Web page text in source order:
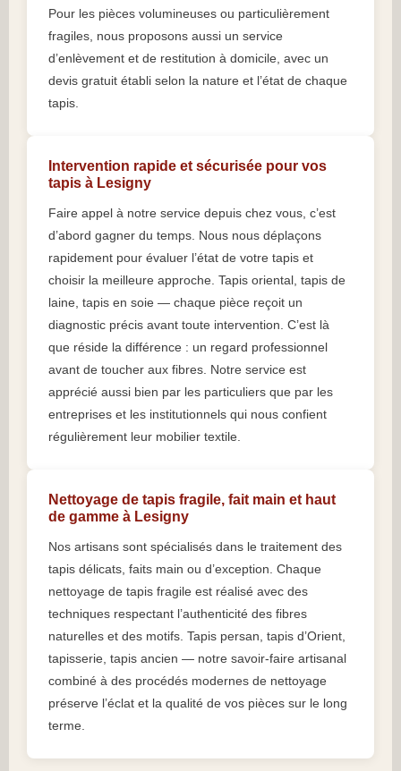
Pour les pièces volumineuses ou particulièrement
fragiles, nous proposons aussi un service
d’enlèvement et de restitution à domicile, avec un
devis gratuit établi selon la nature et l’état de chaque
tapis.
Intervention rapide et sécurisée pour vos
tapis à Lesigny
Faire appel à notre service depuis chez vous, c’est
d’abord gagner du temps. Nous nous déplaçons
rapidement pour évaluer l’état de votre tapis et
choisir la meilleure approche. Tapis oriental, tapis de
laine, tapis en soie — chaque pièce reçoit un
diagnostic précis avant toute intervention. C’est là
que réside la différence : un regard professionnel
avant de toucher aux fibres. Notre service est
apprécié aussi bien par les particuliers que par les
entreprises et les institutionnels qui nous confient
régulièrement leur mobilier textile.
Nettoyage de tapis fragile, fait main et haut
de gamme à Lesigny
Nos artisans sont spécialisés dans le traitement des
tapis délicats, faits main ou d’exception. Chaque
nettoyage de tapis fragile est réalisé avec des
techniques respectant l’authenticité des fibres
naturelles et des motifs. Tapis persan, tapis d’Orient,
tapisserie, tapis ancien — notre savoir-faire artisanal
combiné à des procédés modernes de nettoyage
préserve l’éclat et la qualité de vos pièces sur le long
terme.